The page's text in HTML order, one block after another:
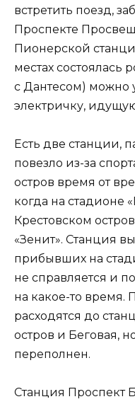
встретить поезд,
Проспекте
Пионерской
местах состоялась
с Дантесом) можно
электричку,
Есть две станции,
повезло из-за
остров время от
когда на стадионе
Крестовском
«Зенит». Станция
прибывших на
не справляется и
на какое-то время.
расходятся до
остров и Беговая,
переполнен.
Станция Проспект